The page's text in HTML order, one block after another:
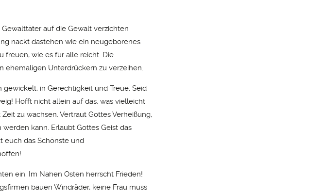
auf die Gewalt verzichten
nackt dastehen wie ein neugeborenes
freuen, wie es für alle reicht. Die
ehemaligen Unterdrückern zu verzeihen.
in Gerechtigkeit und Treue. Seid
Hofft nicht allein auf das, was vielleicht
zu wachsen. Vertraut Gottes Verheißung,
kann. Erlaubt Gottes Geist das
euch das Schönste und
ein. Im Nahen Osten herrscht Frieden!
bauen Windräder, keine Frau muss